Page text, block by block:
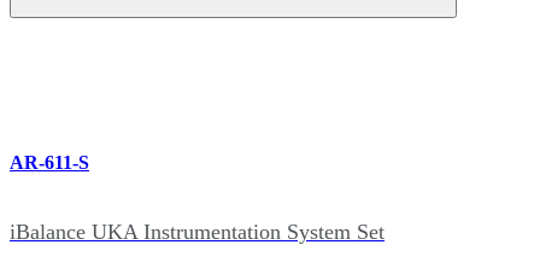
AR-611-S
iBalance UKA Instrumentation System Set